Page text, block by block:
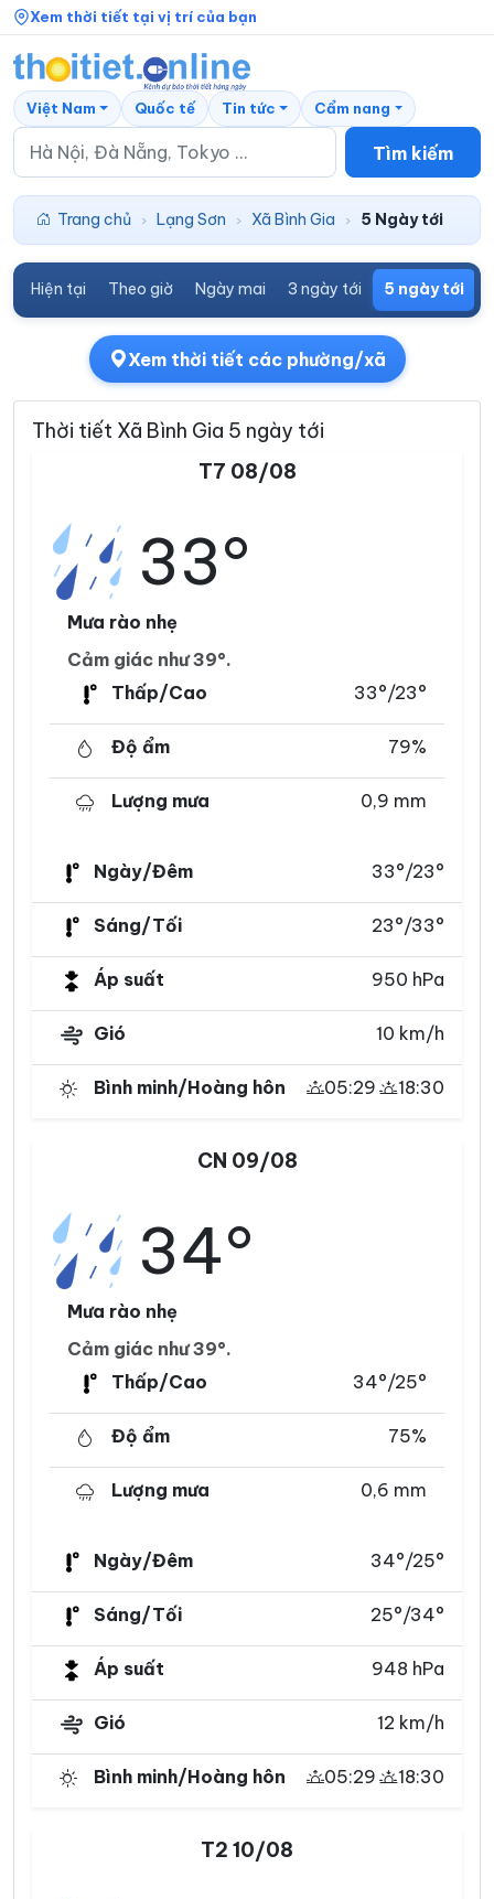
Xem thời tiết tại vị trí của bạn
Tìm kiếm
Việt Nam Quốc tế Tin tức Cẩm nang
Trang chủ › Lạng Sơn › Xã Bình Gia › 5 Ngày tới
Hiện tại Theo giờ Ngày mai 3 ngày tới 5 ngày tới
Xem thời tiết các phường/xã
Thời tiết Xã Bình Gia 5 ngày tới
T7 08/08
33°
Mưa rào nhẹ
Cảm giác như 39°.
Thấp/Cao
33°/23°
Độ ẩm 79%
Lượng mưa 0,9 mm
Ngày/Đêm 33°/23°
Sáng/Tối 23°/33°
Áp suất 950 hPa
Gió 10 km/h
Bình minh/Hoàng hôn 05:29 18:30
CN 09/08
34°
Mưa rào nhẹ
Cảm giác như 39°.
Thấp/Cao
34°/25°
Độ ẩm 75%
Lượng mưa 0,6 mm
Ngày/Đêm 34°/25°
Sáng/Tối 25°/34°
Áp suất 948 hPa
Gió 12 km/h
Bình minh/Hoàng hôn 05:29 18:30
T2 10/08